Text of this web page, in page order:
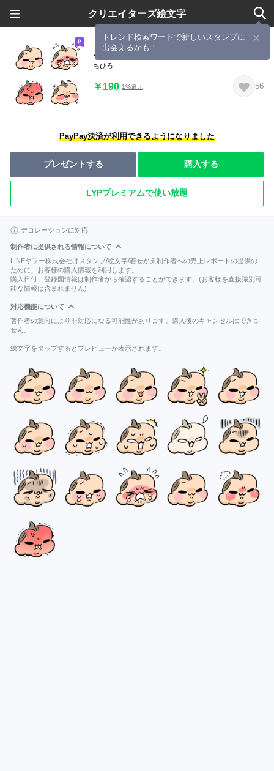
クリエイターズ絵文字
トレンド検索ワードで新しいスタンプに
出会えるかも！
ムチプニちびたろ絵文字
ちひろ
￥190 1%還元 56
PayPay決済が利用できるようになりました
プレゼントする 購入する
LYPプレミアムで使い放題
デコレーションに対応
制作者に提供される情報について
LINEヤフー株式会社はスタンプ/絵文字/着せかえ制作者への売上レポートの提供の
ために、お客様の購入情報を利用します。
購入日付、登録国情報は制作者から確認することができます。(お客様を直接識別可
能な情報は含まれません)
対応機能について
著作者の意向により非対応になる可能性があります。購入後のキャンセルはできま
せん。
絵文字をタップするとプレビューが表示されます。